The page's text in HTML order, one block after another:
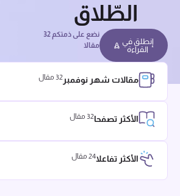
الطّلاق
إنطلق في
القراءة
نضع على ذمتكم 32
مقالا
مقالات شهر نوفمبر 32 مقال
الأكثر تصفحا32 مقال
الأكثر تفاعلا24 مقال